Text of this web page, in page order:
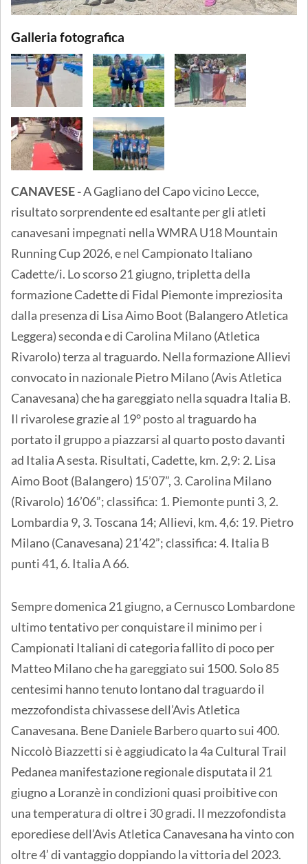
Galleria fotografica
CANAVESE -A Gagliano del Capo vicino Lecce,
risultato sorprendente ed esaltante per gli atleti
canavesani impegnati nella WMRA U18 Mountain
Running Cup 2026, e nel Campionato Italiano
Cadette/i. Lo scorso 21 giugno, tripletta della
formazione Cadette di Fidal Piemonte impreziosita
dalla presenza di Lisa Aimo Boot (Balangero Atletica
Leggera) seconda e di Carolina Milano (Atletica
Rivarolo) terza al traguardo. Nella formazione Allievi
convocato in nazionale Pietro Milano (Avis Atletica
Canavesana) che ha gareggiato nella squadra Italia B.
Il rivarolese grazie al 19° posto al traguardo ha
portato il gruppo a piazzarsi al quarto posto davanti
ad Italia A sesta. Risultati, Cadette, km. 2,9: 2. Lisa
Aimo Boot (Balangero) 15’07”, 3. Carolina Milano
(Rivarolo) 16’06”; classifica: 1. Piemonte punti 3, 2.
Lombardia 9, 3. Toscana 14; Allievi, km. 4,6: 19. Pietro
Milano (Canavesana) 21’42”; classifica: 4. Italia B
punti 41, 6. Italia A 66.
Sempre domenica 21 giugno, a Cernusco Lombardone
ultimo tentativo per conquistare il minimo per i
Campionati Italiani di categoria fallito di poco per
Matteo Milano che ha gareggiato sui 1500. Solo 85
centesimi hanno tenuto lontano dal traguardo il
mezzofondista chivassese dell’Avis Atletica
Canavesana. Bene Daniele Barbero quarto sui 400.
Niccolò Biazzetti si è aggiudicato la 4a Cultural Trail
Pedanea manifestazione regionale disputata il 21
giugno a Loranzè in condizioni quasi proibitive con
una temperatura di oltre i 30 gradi. Il mezzofondista
eporediese dell’Avis Atletica Canavesana ha vinto con
oltre 4’ di vantaggio doppiando la vittoria del 2023.